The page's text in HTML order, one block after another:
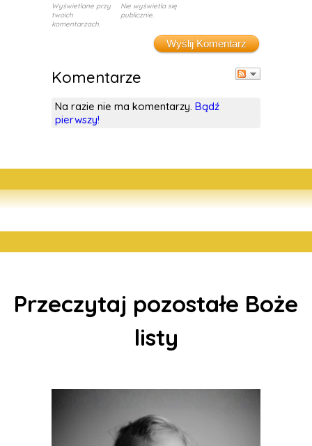
Komentarze
Na razie nie ma komentarzy. Bądź
pierwszy!
Wyświetlane przy
twoich
komentarzach.
Nie wyświetla się
publicznie.
Wyślij Komentarz
Przeczytaj pozostałe Boże
listy